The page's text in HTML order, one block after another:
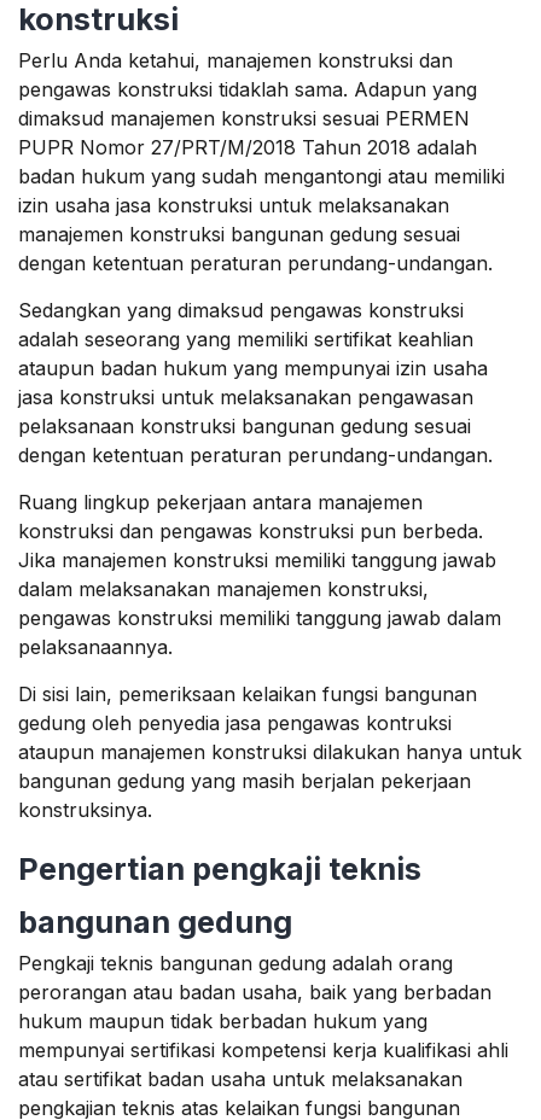
konstruksi
Perlu Anda ketahui, manajemen konstruksi dan
pengawas konstruksi tidaklah sama. Adapun yang
dimaksud manajemen konstruksi sesuai PERMEN
PUPR Nomor 27/PRT/M/2018 Tahun 2018 adalah
badan hukum yang sudah mengantongi atau memiliki
izin usaha jasa konstruksi untuk melaksanakan
manajemen konstruksi bangunan gedung sesuai
dengan ketentuan peraturan perundang-undangan.
Sedangkan yang dimaksud pengawas konstruksi
adalah seseorang yang memiliki sertifikat keahlian
ataupun badan hukum yang mempunyai izin usaha
jasa konstruksi untuk melaksanakan pengawasan
pelaksanaan konstruksi bangunan gedung sesuai
dengan ketentuan peraturan perundang-undangan.
Ruang lingkup pekerjaan antara manajemen
konstruksi dan pengawas konstruksi pun berbeda.
Jika manajemen konstruksi memiliki tanggung jawab
dalam melaksanakan manajemen konstruksi,
pengawas konstruksi memiliki tanggung jawab dalam
pelaksanaannya.
Di sisi lain, pemeriksaan kelaikan fungsi bangunan
gedung oleh penyedia jasa pengawas kontruksi
ataupun manajemen konstruksi dilakukan hanya untuk
bangunan gedung yang masih berjalan pekerjaan
konstruksinya.
Pengertian pengkaji teknis
bangunan gedung
Pengkaji teknis bangunan gedung adalah orang
perorangan atau badan usaha, baik yang berbadan
hukum maupun tidak berbadan hukum yang
mempunyai sertifikasi kompetensi kerja kualifikasi ahli
atau sertifikat badan usaha untuk melaksanakan
pengkajian teknis atas kelaikan fungsi bangunan